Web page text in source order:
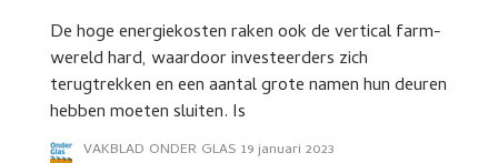
De hoge energiekosten raken ook de vertical farm-
wereld hard, waardoor investeerders zich
terugtrekken en een aantal grote namen hun deuren
hebben moeten sluiten. Is
VAKBLAD ONDER GLAS 19 januari 2023